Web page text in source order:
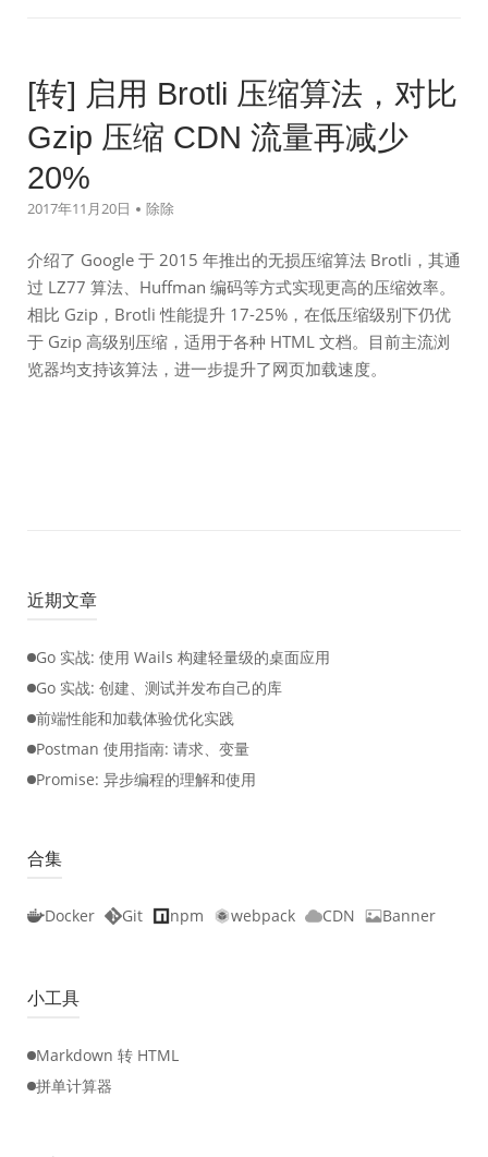
[转] 启用 Brotli 压缩算法，对比
Gzip 压缩 CDN 流量再减少
20%
2017年11月20日 除除
介绍了 Google 于 2015 年推出的无损压缩算法 Brotli，其通
过 LZ77 算法、Huffman 编码等方式实现更高的压缩效率。
相比 Gzip，Brotli 性能提升 17-25%，在低压缩级别下仍优
于 Gzip 高级别压缩，适用于各种 HTML 文档。目前主流浏
览器均支持该算法，进一步提升了网页加载速度。
近期文章
Go 实战: 使用 Wails 构建轻量级的桌面应用
Go 实战: 创建、测试并发布自己的库
前端性能和加载体验优化实践
Postman 使用指南: 请求、变量
Promise: 异步编程的理解和使用
合集
Docker Git npm webpack CDN Banner
小工具
Markdown 转 HTML
拼单计算器